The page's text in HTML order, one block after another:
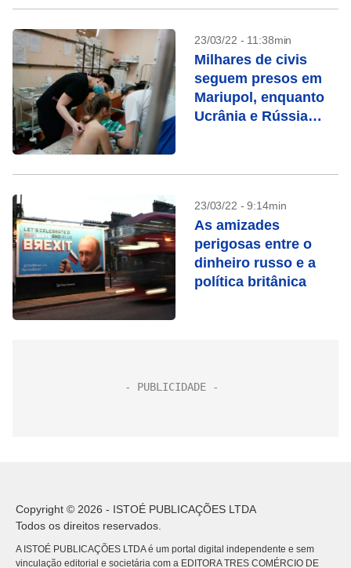
23/03/22 - 11:38min
Milhares de civis
seguem presos em
Mariupol, enquanto
Ucrânia e Rússia
23/03/22 - 9:14min
As amizades
perigosas entre o
dinheiro russo e a
política britânica
Copyright © 2026 - ISTOÉ PUBLICAÇÕES LTDA
Todos os direitos reservados.
A ISTOÉ PUBLICAÇÕES LTDA é um portal digital independente e sem
vinculação editorial e societária com a EDITORA TRES COMÉRCIO DE